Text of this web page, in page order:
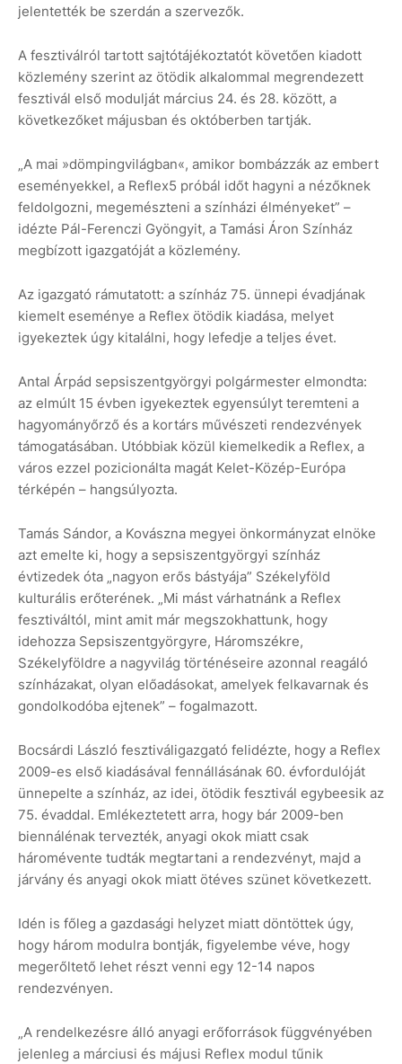
jelentették be szerdán a szervezők.
A fesztiválról tartott sajtótájékoztatót követően kiadott
közlemény szerint az ötödik alkalommal megrendezett
fesztivál első modulját március 24. és 28. között, a
következőket májusban és októberben tartják.
„A mai »dömpingvilágban«, amikor bombázzák az embert
eseményekkel, a Reflex5 próbál időt hagyni a nézőknek
feldolgozni, megemészteni a színházi élményeket” –
idézte Pál-Ferenczi Gyöngyit, a Tamási Áron Színház
megbízott igazgatóját a közlemény.
Az igazgató rámutatott: a színház 75. ünnepi évadjának
kiemelt eseménye a Reflex ötödik kiadása, melyet
igyekeztek úgy kitalálni, hogy lefedje a teljes évet.
Antal Árpád sepsiszentgyörgyi polgármester elmondta:
az elmúlt 15 évben igyekeztek egyensúlyt teremteni a
hagyományőrző és a kortárs művészeti rendezvények
támogatásában. Utóbbiak közül kiemelkedik a Reflex, a
város ezzel pozicionálta magát Kelet-Közép-Európa
térképén – hangsúlyozta.
Tamás Sándor, a Kovászna megyei önkormányzat elnöke
azt emelte ki, hogy a sepsiszentgyörgyi színház
évtizedek óta „nagyon erős bástyája” Székelyföld
kulturális erőterének. „Mi mást várhatnánk a Reflex
fesztiváltól, mint amit már megszokhattunk, hogy
idehozza Sepsiszentgyörgyre, Háromszékre,
Székelyföldre a nagyvilág történéseire azonnal reagáló
színházakat, olyan előadásokat, amelyek felkavarnak és
gondolkodóba ejtenek” – fogalmazott.
Bocsárdi László fesztiváligazgató felidézte, hogy a Reflex
2009-es első kiadásával fennállásának 60. évfordulóját
ünnepelte a színház, az idei, ötödik fesztivál egybeesik az
75. évaddal. Emlékeztetett arra, hogy bár 2009-ben
biennálénak tervezték, anyagi okok miatt csak
háromévente tudták megtartani a rendezvényt, majd a
járvány és anyagi okok miatt ötéves szünet következett.
Idén is főleg a gazdasági helyzet miatt döntöttek úgy,
hogy három modulra bontják, figyelembe véve, hogy
megerőltető lehet részt venni egy 12-14 napos
rendezvényen.
„A rendelkezésre álló anyagi erőforrások függvényében
jelenleg a márciusi és májusi Reflex modul tűnik